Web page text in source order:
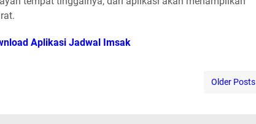
Aplikasi Jadwal Imsak
Older Posts